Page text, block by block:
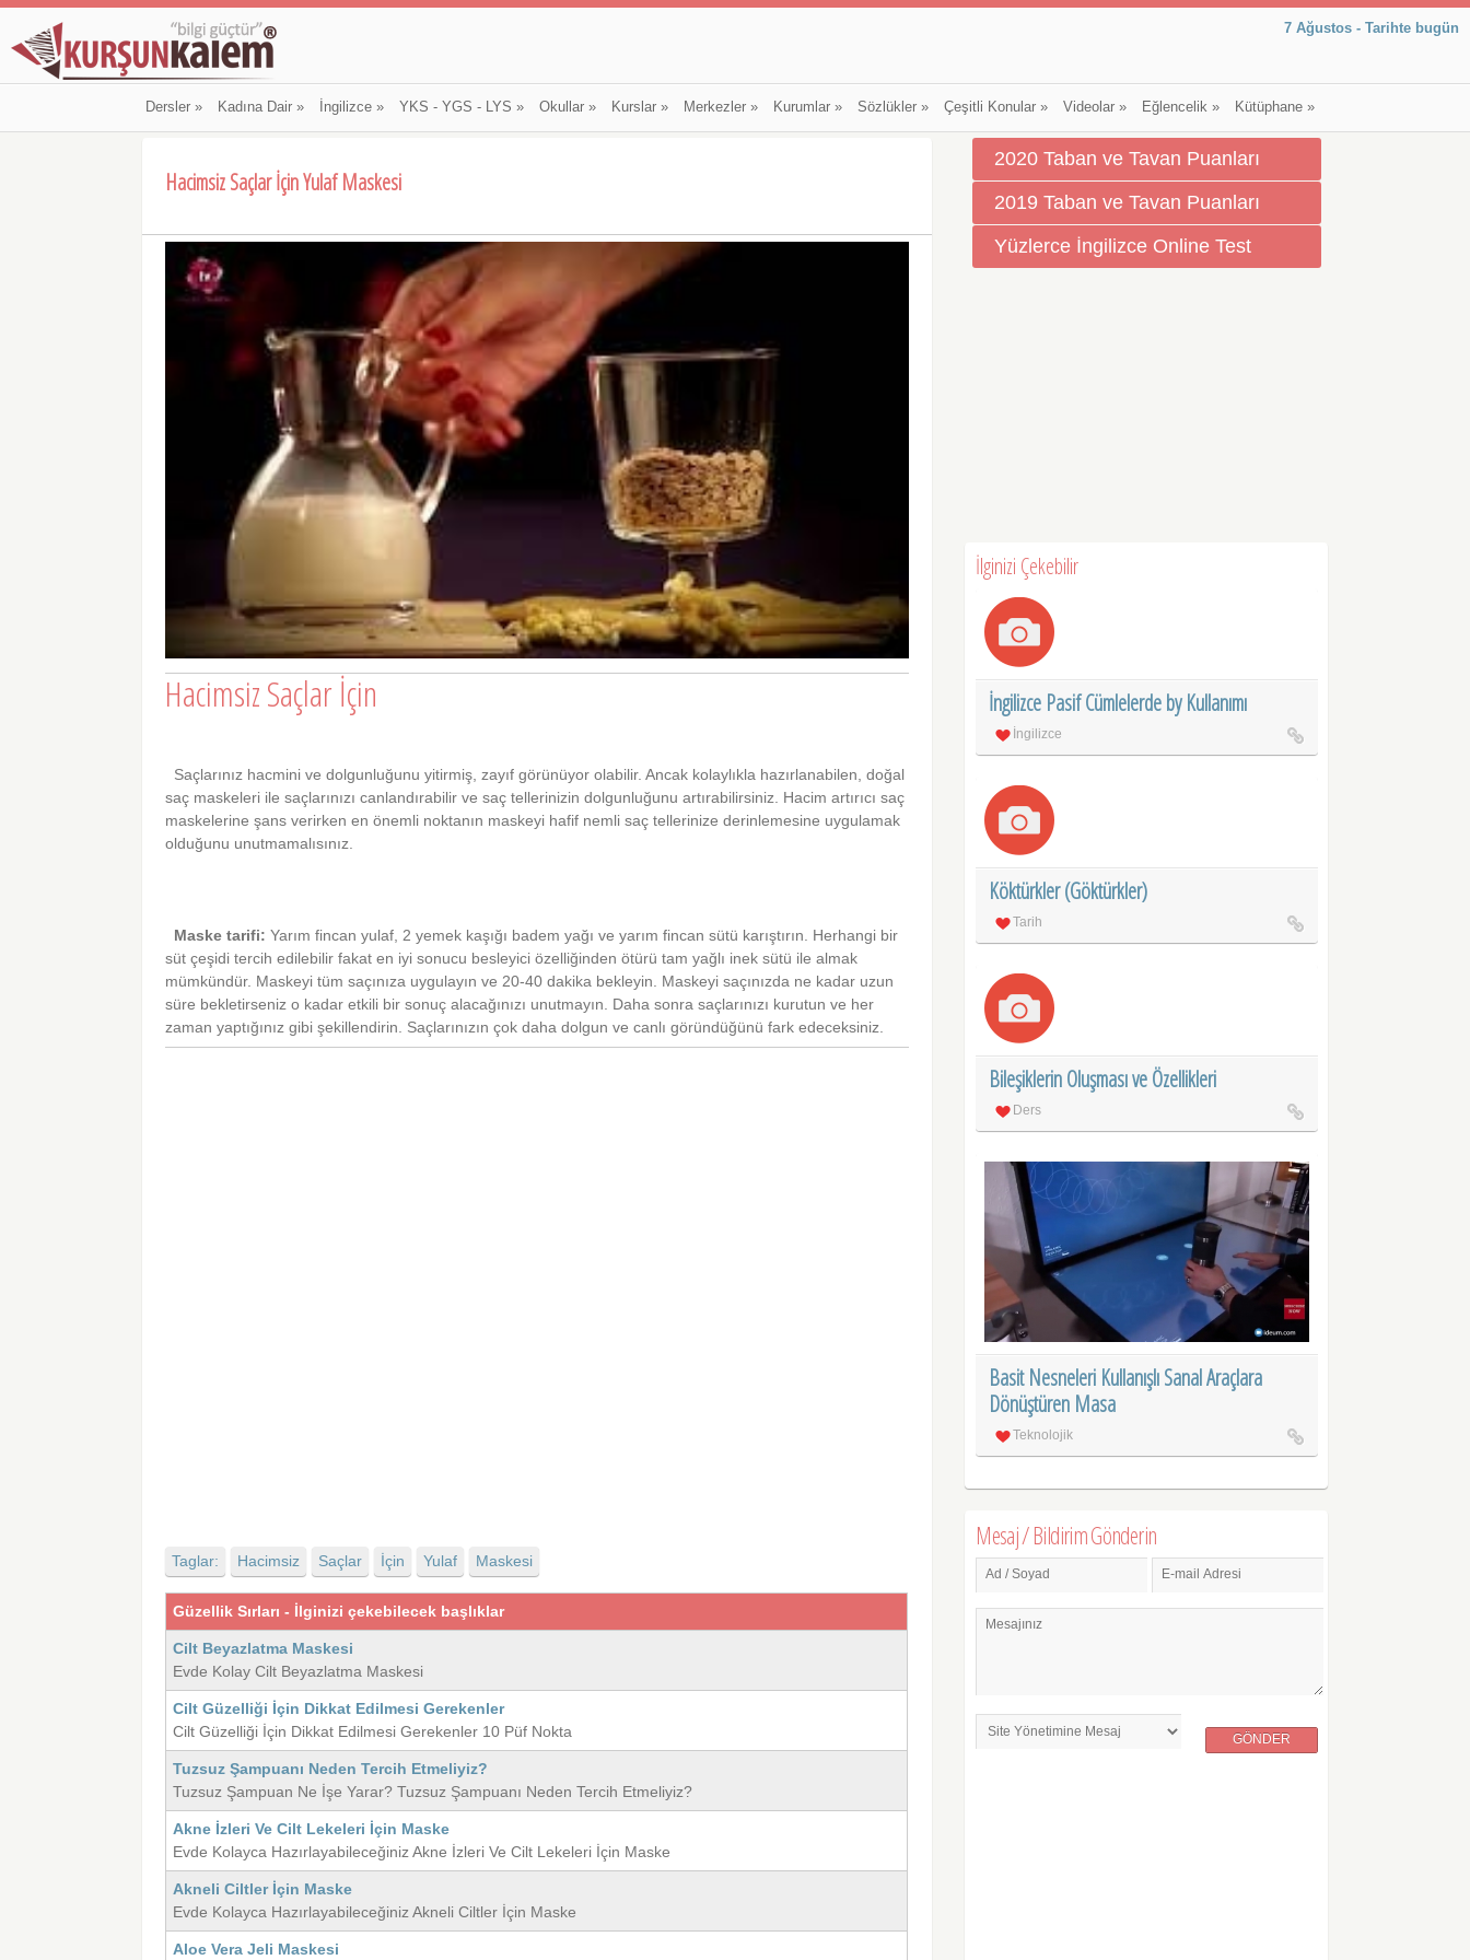
7 Ağustos - Tarihte bugün
Dersler» Kadına Dair» İngilizce» YKS - YGS - LYS » Okullar» Kurslar» Merkezler» Kurumlar» Sözlükler» Çeşitli Konular» Videolar» Eğlencelik» Kütüphane»
Hacimsiz Saçlar İçin Yulaf Maskesi
Hacimsiz Saçlar İçin
Saçlarınız hacmini ve dolgunluğunu yitirmiş, zayıf görünüyor olabilir. Ancak kolaylıkla hazırlanabilen, doğal
saç maskeleri ile saçlarınızı canlandırabilir ve saç tellerinizin dolgunluğunu artırabilirsiniz. Hacim artırıcı saç
maskelerine şans verirken en önemli noktanın maskeyi hafif nemli saç tellerinize derinlemesine uygulamak
olduğunu unutmamalısınız.
Maske tarifi: Yarım fincan yulaf, 2 yemek kaşığı badem yağı ve yarım fincan sütü karıştırın. Herhangi bir
süt çeşidi tercih edilebilir fakat en iyi sonucu besleyici özelliğinden ötürü tam yağlı inek sütü ile almak
mümkündür. Maskeyi tüm saçınıza uygulayın ve 20-40 dakika bekleyin. Maskeyi saçınızda ne kadar uzun
süre bekletirseniz o kadar etkili bir sonuç alacağınızı unutmayın. Daha sonra saçlarınızı kurutun ve her
zaman yaptığınız gibi şekillendirin. Saçlarınızın çok daha dolgun ve canlı göründüğünü fark edeceksiniz.
Taglar: Hacimsiz Saçlar İçin Yulaf Maskesi
Güzellik Sırları - İlginizi çekebilecek başlıklar
Cilt Beyazlatma Maskesi
Evde Kolay Cilt Beyazlatma Maskesi
Cilt Güzelliği İçin Dikkat Edilmesi Gerekenler
Cilt Güzelliği İçin Dikkat Edilmesi Gerekenler 10 Püf Nokta
Tuzsuz Şampuanı Neden Tercih Etmeliyiz?
Tuzsuz Şampuan Ne İşe Yarar? Tuzsuz Şampuanı Neden Tercih Etmeliyiz?
Akne İzleri Ve Cilt Lekeleri İçin Maske
Evde Kolayca Hazırlayabileceğiniz Akne İzleri Ve Cilt Lekeleri İçin Maske
Akneli Ciltler İçin Maske
Evde Kolayca Hazırlayabileceğiniz Akneli Ciltler İçin Maske
Aloe Vera Jeli Maskesi
2020 Taban ve Tavan Puanları
2019 Taban ve Tavan Puanları
Yüzlerce İngilizce Online Test
İlginizi Çekebilir
İngilizce Pasif Cümlelerde by Kullanımı
İngilizce
Köktürkler (Göktürkler)
Tarih
Bileşiklerin Oluşması ve Özellikleri
Ders
Basit Nesneleri Kullanışlı Sanal Araçlara
Dönüştüren Masa
Teknolojik
Mesaj / Bildirim Gönderin
Ad / Soyad E-mail Adresi
Mesajınız
GÖNDER